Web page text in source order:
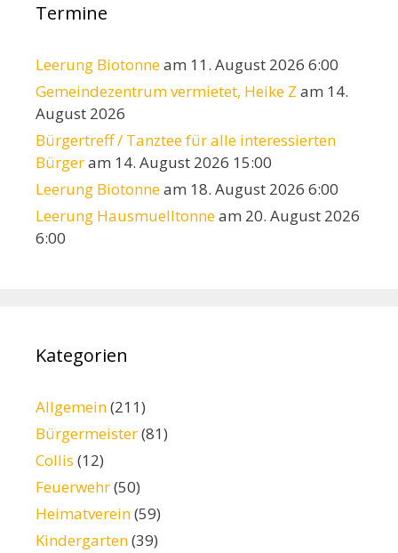
Termine
Leerung Biotonneam 11. August 2026 6:00
Gemeindezentrum vermietet, Heike Z am 14.
August 2026
Bürgertreff / Tanztee für alle interessierten
Bürgeram 14. August 2026 15:00
Leerung Biotonneam 18. August 2026 6:00
Leerung Hausmuelltonneam 20. August 2026
6:00
Kategorien
Allgemein(211)
Bürgermeister(81)
Collis (12)
Feuerwehr(50)
Heimatverein(59)
Kindergarten(39)